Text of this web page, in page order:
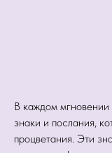
В каждом
знаки и послания,
процветания. Эти